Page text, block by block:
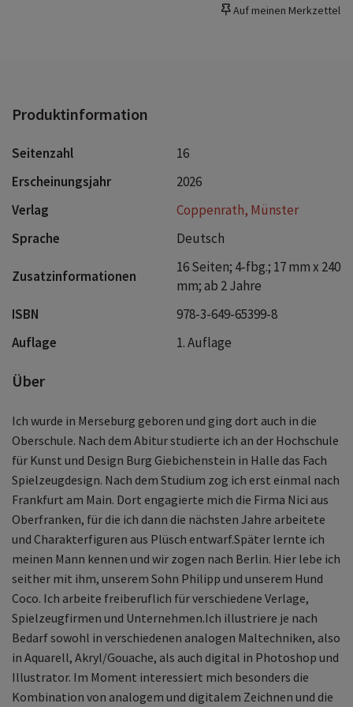
Auf meinen Merkzettel
Produktinformation
Seitenzahl
16
Erscheinungsjahr
2026
Verlag
Coppenrath, Münster
Sprache
Deutsch
Zusatzinformationen
16 Seiten; 4-fbg.; 17 mm x 240
mm; ab 2 Jahre
ISBN
978-3-649-65399-8
Auflage
1. Auflage
Über
Ich wurde in Merseburg geboren und ging dort auch in die
Oberschule. Nach dem Abitur studierte ich an der Hochschule
für Kunst und Design Burg Giebichenstein in Halle das Fach
Spielzeugdesign. Nach dem Studium zog ich erst einmal nach
Frankfurt am Main. Dort engagierte mich die Firma Nici aus
Oberfranken, für die ich dann die nächsten Jahre arbeitete
und Charakterfiguren aus Plüsch entwarf.Später lernte ich
meinen Mann kennen und wir zogen nach Berlin. Hier lebe ich
seither mit ihm, unserem Sohn Philipp und unserem Hund
Coco. Ich arbeite freiberuflich für verschiedene Verlage,
Spielzeugfirmen und Unternehmen.Ich illustriere je nach
Bedarf sowohl in verschiedenen analogen Maltechniken, also
in Aquarell, Akryl/Gouache, als auch digital in Photoshop und
Illustrator. Im Moment interessiert mich besonders die
Kombination von analogem und digitalem Zeichnen und die